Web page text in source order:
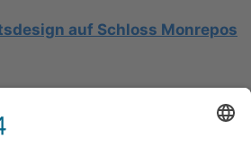
auf Schloss Monrepos
auf einer Segelyacht